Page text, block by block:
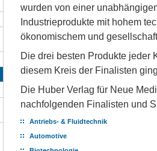
wurden von einer
Industrieprodukte mit hohem
ökonomischem und
Die drei besten Produkte jeder
diesem Kreis der Finalisten
Die Huber Verlag für Neue
nachfolgenden Finalisten und
Antriebs- & Fluidtechnik
Automotive